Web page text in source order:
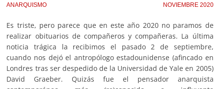
ANARQUISMO NOVIEMBRE 2020
Es triste, pero parece que en este año 2020 no paramos de
realizar obituarios de compañeros y compañeras. La última
noticia trágica la recibimos el pasado 2 de septiembre,
cuando nos dejó el antropólogo estadounidense (afincado en
Londres tras ser despedido de la Universidad de Yale en 2005)
David Graeber. Quizás fue el pensador anarquista